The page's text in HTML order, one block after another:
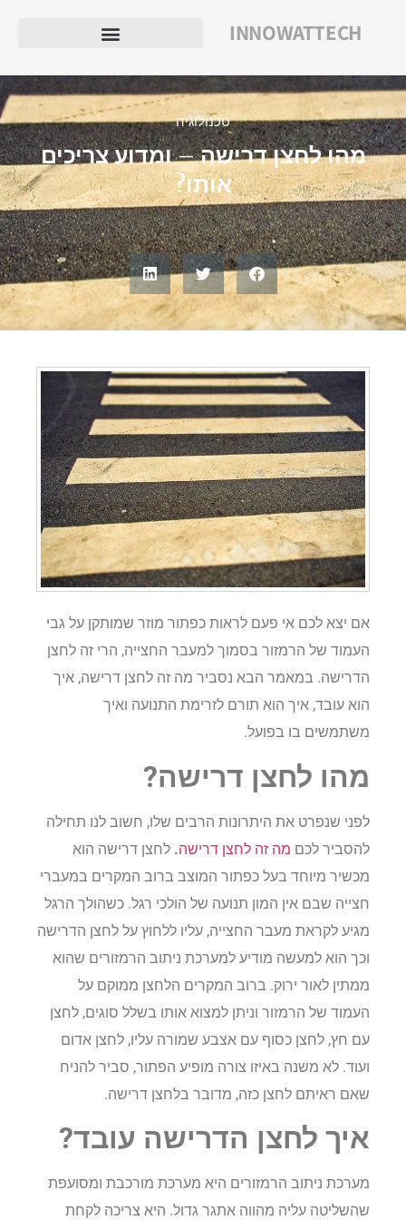
INNOWATTECH
טכנולוגיה
מהו לחצן דרישה – ומדוע צריכים
אותו?
אם יצא לכם אי פעם לראות כפתור מוזר שמותקן על גבי
העמוד של הרמזור בסמוך למעבר החצייה, הרי זה לחצן
הדרישה. במאמר הבא נסביר מה זה לחצן דרישה, איך
הוא עובד, איך הוא תורם לזרימת התנועה ואיך
משתמשים בו בפועל.
מהו לחצן דרישה?
לפני שנפרט את היתרונות הרבים שלו, חשוב לנו תחילה
להסביר לכםמה זה לחצן דרישה.לחצן דרישה הוא
מכשיר מיוחד בעל כפתור המוצב ברוב המקרים במעברי
חצייה שבם אין המון תנועה של הולכי רגל. כשהולך הרגל
מגיע לקראת מעבר החצייה, עליו ללחוץ על לחצן הדרישה
וכך הוא למעשה מודיע למערכת ניתוב הרמזורים שהוא
ממתין לאור ירוק. ברוב המקרים הלחצן ממוקם על
העמוד של הרמזור וניתן למצוא אותו בשלל סוגים, לחצן
עם חץ, לחצן כסוף עם אצבע שמורה עליו, לחצן אדום
ועוד. לא משנה באיזו צורה מופיע הפתור, סביר להניח
שאם ראיתם לחצן כזה, מדובר בלחצן דרישה.
איך לחצן הדרישה עובד?
מערכת ניתוב הרמזורים היא מערכת מורכבת ומסועפת
שהשליטה עליה מהווה אתגר גדול. היא צריכה לקחת